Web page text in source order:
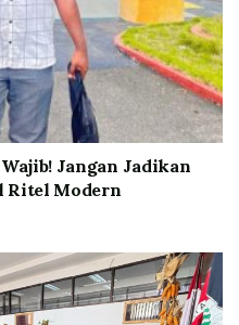
Jangan Jadikan
Ritel Modern